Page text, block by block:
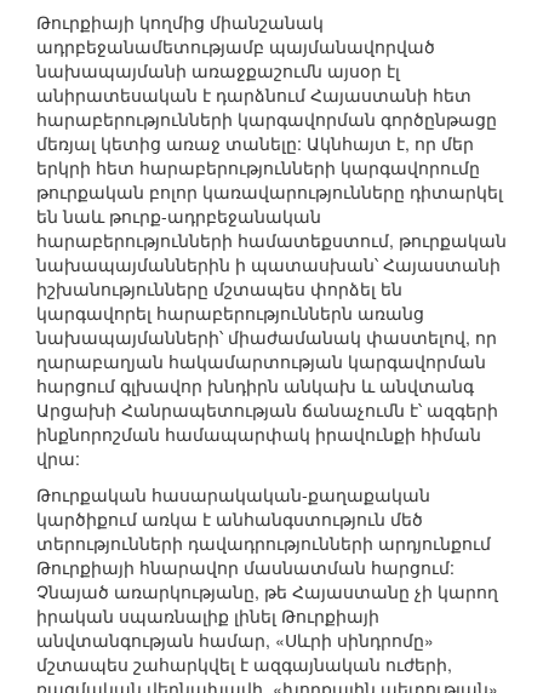
Թուրքիայի կողմից միանշանակ
ադրբեջանամետությամբ պայմանավորված
նախապայմանի առաջքաշումն այսօր էլ
անիրատեսական է դարձնում Հայաստանի հետ
հարաբերությունների կարգավորման գործընթացը
մեռյալ կետից առաջ տանելը: Ակնհայտ է, որ մեր
երկրի հետ հարաբերությունների կարգավորումը
թուրքական բոլոր կառավարությունները դիտարկել
են նաև թուրք-ադրբեջանական
հարաբերությունների համատեքստում, թուրքական
նախապայմաններին ի պատասխան՝ Հայաստանի
իշխանությունները մշտապես փորձել են
կարգավորել հարաբերություններն առանց
նախապայմանների՝ միաժամանակ փաստելով, որ
ղարաբաղյան հակամարտության կարգավորման
հարցում գլխավոր խնդիրն անկախ և անվտանգ
Արցախի Հանրապետության ճանաչումն է՝ ազգերի
ինքնորոշման համապարփակ իրավունքի հիման
վրա:
Թուրքական հասարակական-քաղաքական
կարծիքում առկա է անհանգստություն մեծ
տերությունների դավադրությունների արդյունքում
Թուրքիայի հնարավոր մասնատման հարցում:
Չնայած առարկությանը, թե Հայաստանը չի կարող
իրական սպառնալիք լինել Թուրքիայի
անվտանգության համար, «Սևրի սինդրոմը»
մշտապես շահարկվել է ազգայնական ուժերի,